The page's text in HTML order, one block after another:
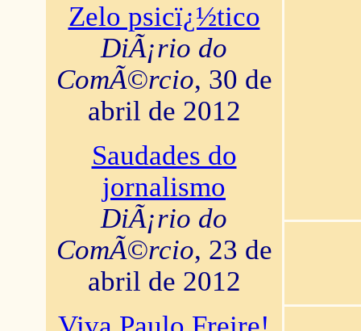
Zelo psicï¿½tico
DiÃ¡rio do
ComÃ©rcio, 30 de
abril de 2012
Saudades do
jornalismo
DiÃ¡rio do
ComÃ©rcio, 23 de
abril de 2012